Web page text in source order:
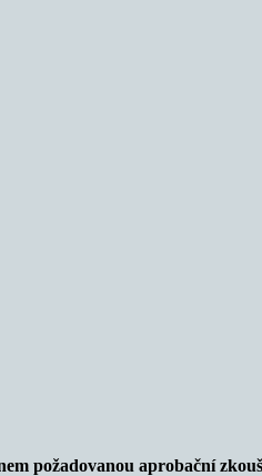
požadovanou aprobační